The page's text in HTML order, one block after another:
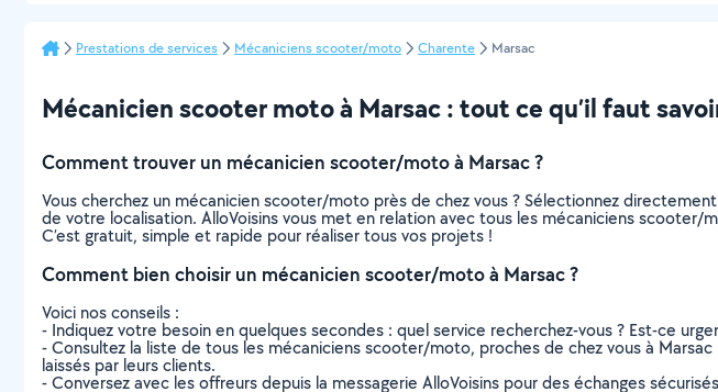
Prestations de services Mécaniciens scooter/moto Charente Marsac
Mécanicien scooter moto à Marsac : tout ce qu’il faut
Comment trouver un mécanicien scooter/moto à Marsac ?
Vous cherchez un mécanicien scooter/moto près de chez vous ? Sélectionnez
de votre localisation. AlloVoisins vous met en relation avec tous les mécaniciens
C’est gratuit, simple et rapide pour réaliser tous vos projets !
Comment bien choisir un mécanicien scooter/moto à Marsac ?
Voici nos conseils :
- Indiquez votre besoin en quelques secondes : quel service recherchez-vous ? Est-ce
- Consultez la liste de tous les mécaniciens scooter/moto, proches de chez vous à
laissés par leurs clients.
- Conversez avec les offreurs depuis la messagerie AlloVoisins pour des échanges